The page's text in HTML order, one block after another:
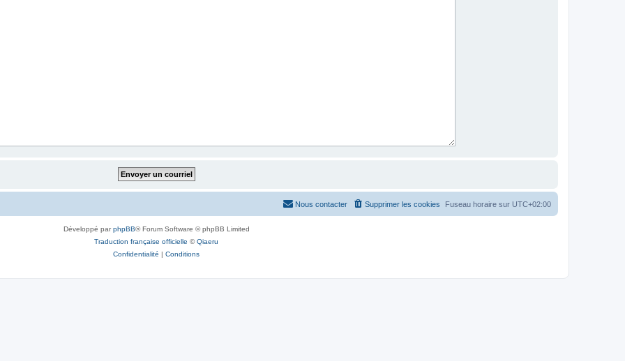
Fuseau horaire sur UTC+02:00
Supprimer les cookies
Nous contacter
Développé parphpBB® Forum Software © phpBB Limited
Traduction française officielle ©Qiaeru
Confidentialité | Conditions